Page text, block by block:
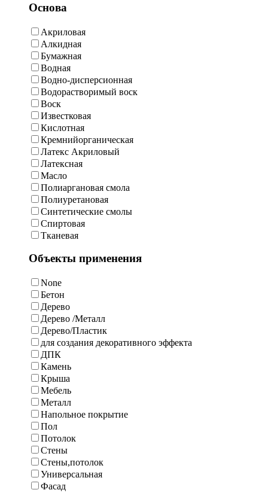
Основа
Акриловая
Алкидная
Бумажная
Водная
Водно-дисперсионная
Водорастворимый воск
Воск
Известковая
Кислотная
Кремнийорганическая
Латекс Акриловый
Латексная
Масло
Полиаргановая смола
Полиуретановая
Синтетические смолы
Спиртовая
Тканевая
Объекты применения
None
Бетон
Дерево
Дерево /Металл
Дерево/Пластик
для создания декоративного эффекта
ДПК
Камень
Крыша
Мебель
Металл
Напольное покрытие
Пол
Потолок
Стены
Стены,потолок
Универсальная
Фасад